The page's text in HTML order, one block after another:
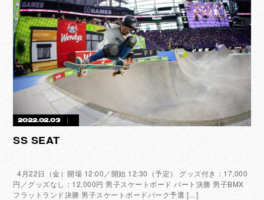
2022.02.03
SS SEAT
4月22日（金）開場 12:00／開始 12:30（予定） グッズ付き：17,000
円／グッズなし：12,000円 男子スケートボード バート決勝 男子BMX
フラットランド決勝 男子スケートボードパーク予選 […]